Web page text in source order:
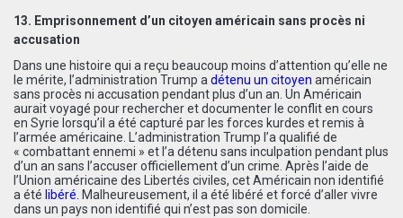
13. Emprisonnement d’un citoyen américain sans procès ni
accusation
Dans une histoire qui a reçu beaucoup moins d’attention qu’elle ne
le mérite, l’administration Trump adétenu un citoyen américain
sans procès ni accusation pendant plus d’un an. Un Américain
aurait voyagé pour rechercher et documenter le conflit en cours
en Syrie lorsqu’il a été capturé par les forces kurdes et remis à
l’armée américaine. L’administration Trump l’a qualifié de
« combattant ennemi » et l’a détenu sans inculpation pendant plus
d’un an sans l’accuser officiellement d’un crime. Après l’aide de
l’Union américaine des Libertés civiles, cet Américain non identifié
a été libéré. Malheureusement, il a été libéré et forcé d’aller vivre
dans un pays non identifié qui n’est pas son domicile.